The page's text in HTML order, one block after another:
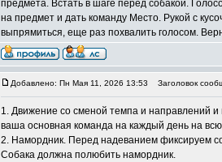
предмета. Встать в шаге перед собакой.
на предмет и дать команду Место. Рукой с
выпрямиться, еще раз похвалить голосом.
Добавлено: Пн Мая 11, 2026 13:53 Заголовок
1. Движение со сменой темпа и направлений
ваша основная команда на каждый день на
2. Намордник. Перед надеванием фиксируем
Собака должна полюбить намордник.